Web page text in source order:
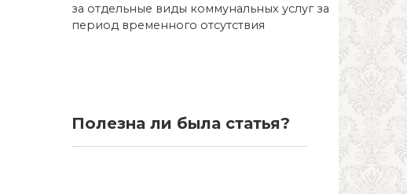
за отдельные виды коммунальных услуг за
период временного отсутствия
Полезна ли была статья?